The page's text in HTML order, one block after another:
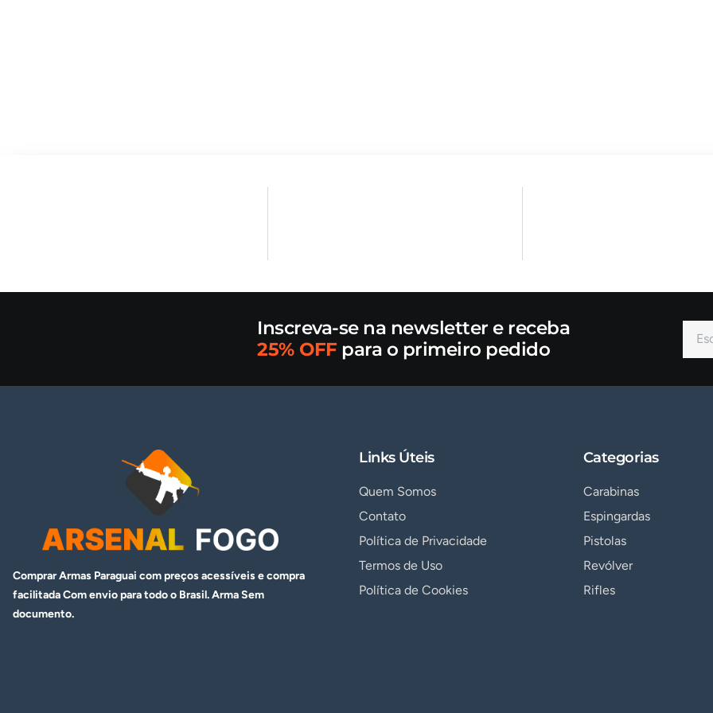
Inscreva-se na newsletter e receba
25% OFF para o primeiro pedido
Comprar Armas Paraguai com preços acessíveis e compra
facilitada Com envio para todo o Brasil. ArmaSem
documento.
Links Úteis
Quem Somos
Contato
Política de Privacidade
Termos de Uso
Política de Cookies
Categorias
Carabinas
Espingardas
Pistolas
Revólver
Rifles